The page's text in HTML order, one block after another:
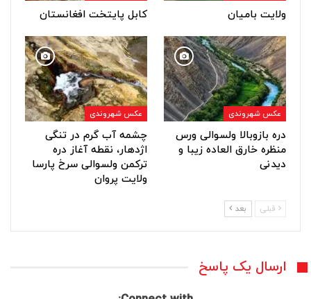
ولایت بامیان کابل پایتخت افغانستان
عکس شهروندی
دره بازوبالا ولسوالی ورس
منظره خارق العاده زیبا و
دیدنی
عکس شهروندی
چشمه آب گرم در تنگی
اژدهار، نقطه آغاز دره
ترکمن ولسوالی سرخ پارسا
ولایت پروان
قبلی بعد
ارسال یک پاسخ